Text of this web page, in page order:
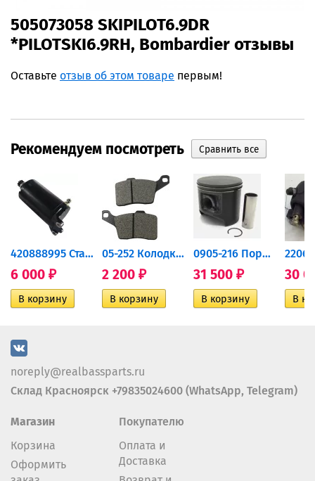
505073058 SKIPILOT6.9DR
*PILOTSKI6.9RH, Bombardier отзывы
Оставьте отзыв об этом товаре первым!
Рекомендуем посмотреть
420888995 Стартер для...
6 000 ₽
05-252 Колодки тормозные...
2 200 ₽
0905-216 Поршень Arctic Cat...
31 500 ₽ 30
noreply@realbassparts.ru
Склад Красноярск +79835024600 (WhatsApp, Telegram)
Магазин
Корзина
Оформить
Покупателю
Оплата и
Доставка